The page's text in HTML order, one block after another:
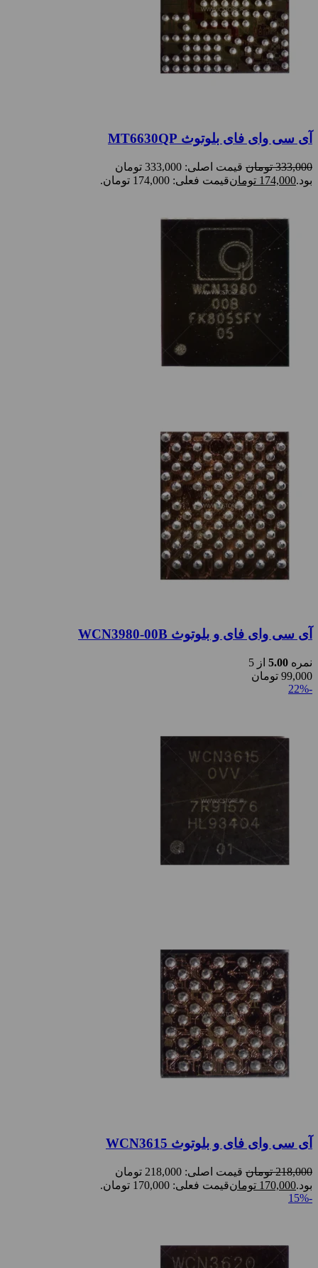
آی سی وای فای بلوتوث MT6630QP
333,000 تومان
قیمت اصلی: 333,000 تومان
بود.174,000 تومانقیمت فعلی: 174,000 تومان.
آی سی وای فای و بلوتوث WCN3980-00B
نمره 5.00 از 5
99,000 تومان
-22%
آی سی وای فای و بلوتوث WCN3615
218,000 تومان
قیمت اصلی: 218,000 تومان
بود.170,000 تومانقیمت فعلی: 170,000 تومان.
-15%